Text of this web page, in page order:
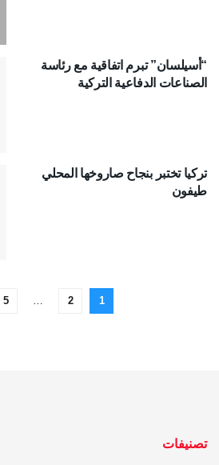
“أسيلسان” تبرم اتفاقية مع رئاسة
الصناعات الدفاعية التركية
تركيا تختبر بنجاح صاروخها المحلي
طيفون
1
2
…
5
تصنيفات